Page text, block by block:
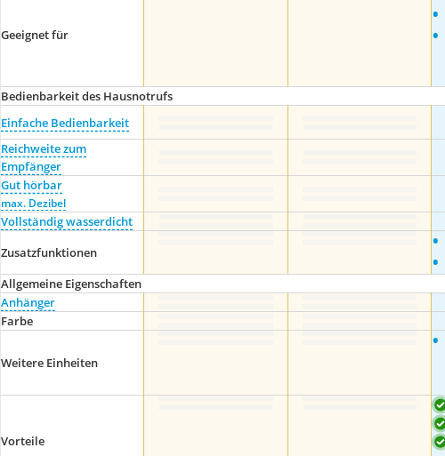
Geeignet für
•
•
Bedienbarkeit des Hausnotrufs
Einfache Bedienbarkeit
Reichweite zum
Empfänger
Gut hörbar
max. Dezibel
Vollständig wasserdicht
Zusatzfunktionen
•
•
Allgemeine Eigenschaften
Anhänger
Farbe
Weitere Einheiten
•
Vorteile